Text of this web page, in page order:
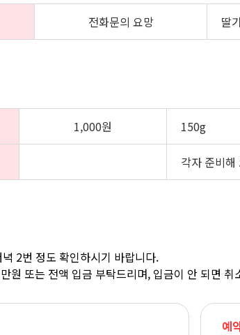
전화문의 요망 딸
1,000원 150g
각자 준비
2번 정도 확인하시기 바랍니다.
원 또는 전액 입금 부탁드리며, 입금이 안 되면 취
예